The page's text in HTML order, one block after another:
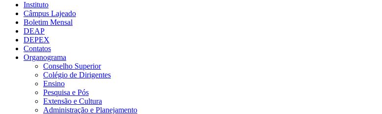
Instituto
Câmpus Lajeado
Boletim Mensal
DEAP
DEPEX
Contatos
Organograma
Conselho Superior
Colégio de Dirigentes
Ensino
Pesquisa e Pós
Extensão e Cultura
Administração e Planejamento